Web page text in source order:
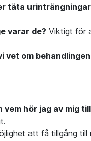
täta
varar de? Viktigt för
vet om
hör jag av mig
att få tillgång till